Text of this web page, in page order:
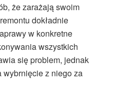
że zarażają swoim
dokładnie
w konkretne
wszystkich
się problem, jednak
z niego za